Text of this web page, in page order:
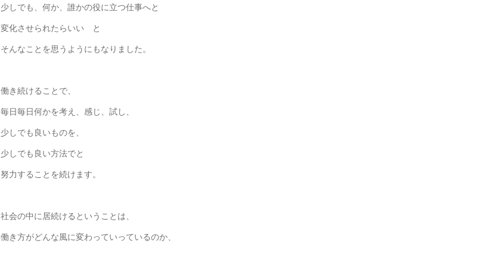
少しでも、何か、誰かの役に立つ仕事へと
変化させられたらいい と
そんなことを思うようにもなりました。
働き続けることで、
毎日毎日何かを考え、感じ、試し、
少しでも良いものを、
少しでも良い方法でと
努力することを続けます。
社会の中に居続けるということは、
働き方がどんな風に変わっていっているのか、